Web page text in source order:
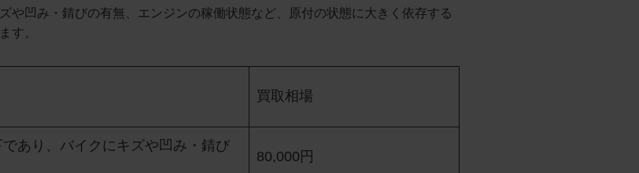
や凹み・錆びの有無、エンジンの稼働状態など、原付の状態に大きく依存する
す。
買取相場
あり、バイクにキズや凹み・錆び
80,000円